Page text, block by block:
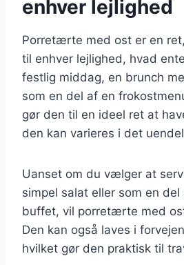
enhver lejlighed
Porretærte med ost er en
til enhver lejlighed, hvad
festlig middag, en brunch
som en del af en
gør den til en ideel ret at
den kan varieres i det
Uanset om du vælger at
simpel salat eller som en del
buffet, vil porretærte med
Den kan også laves i
hvilket gør den praktisk til